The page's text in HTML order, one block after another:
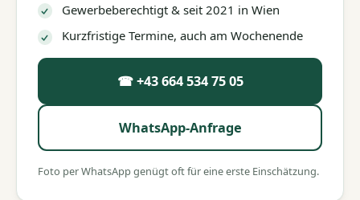
Gewerbeberechtigt & seit 2021 in Wien
Kurzfristige Termine, auch am Wochenende
☎ +43 664 534 75 05
WhatsApp-Anfrage
Foto per WhatsApp genügt oft für eine erste Einschätzung.